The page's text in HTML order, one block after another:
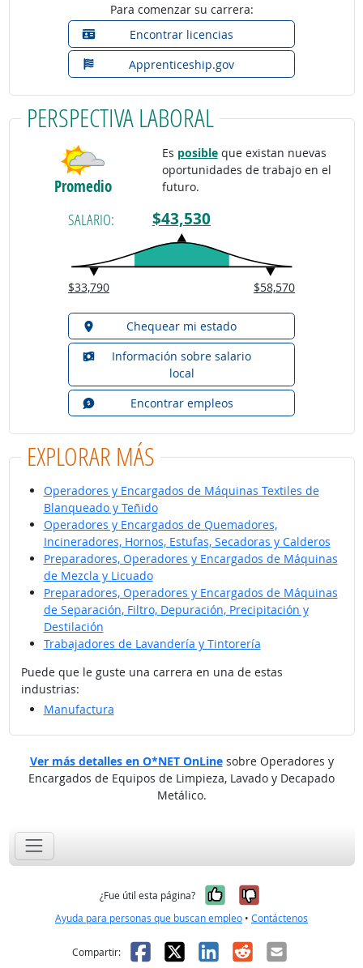
Para comenzar su carrera:
Encontrar licencias
Apprenticeship.gov
PERSPECTIVA LABORAL
Promedio
Es posibleque existan nuevas
oportunidades de trabajo en el
futuro.
SALARIO: $43,530
$33,790 $58,570
Chequear mi estado
Información sobre salario
local
Encontrar empleos
EXPLORAR MÁS
Operadores y Encargados de Máquinas Textiles de
Blanqueado y Teñido
Operadores y Encargados de Quemadores,
Incineradores, Hornos, Estufas, Secadoras y Calderos
Preparadores, Operadores y Encargados de Máquinas
de Mezcla y Licuado
Preparadores, Operadores y Encargados de Máquinas
de Separación, Filtro, Depuración, Precipitación y
Destilación
Trabajadores de Lavandería y Tintorería
Puede que le guste una carrera en una de estas
industrias:
Manufactura
Ver más detalles en O*NET OnLinesobre Operadores y
Encargados de Equipos de Limpieza, Lavado y Decapado
Metálico.
¿Fue útil esta página? Sí, fue útil
No, no fue
Ayuda para personas que buscan empleo • Contáctenos
Compartir: Facebook
X LinkedIn
RedditCorreo